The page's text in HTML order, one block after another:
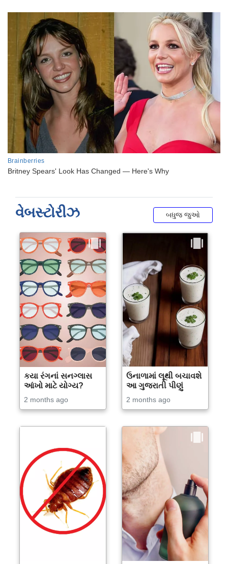
વેબસ્ટોરીઝ બધુજ જુઓ
કયા રંગનાં સનગ્લાસ
આંખો માટે યોગ્ય?
2 months ago
ઉનાળામાં લૂથી બચાવશે
આ ગુજરાતી પીણું
2 months ago